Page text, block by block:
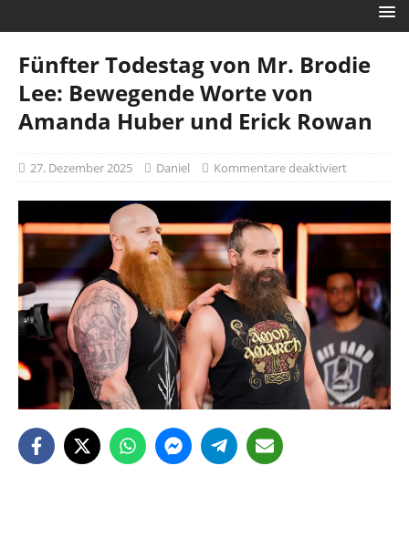
Fünfter Todestag von Mr. Brodie
Lee: Bewegende Worte von
Amanda Huber und Erick Rowan
27. Dezember 2025 Daniel Kommentare deaktiviert